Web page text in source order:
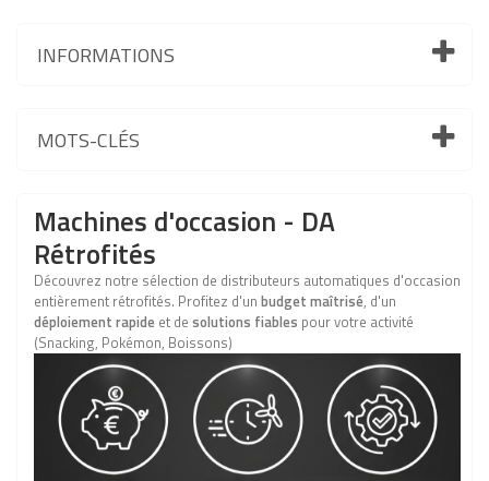
INFORMATIONS
MOTS-CLÉS
Machines d'occasion - DA
Rétrofités
Découvrez notre sélection de distributeurs automatiques d'occasion
entièrement rétrofités. Profitez d'un budget maîtrisé, d'un
déploiement rapide et de solutions fiables pour votre activité
(Snacking, Pokémon, Boissons)